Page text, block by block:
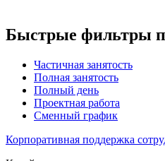
Быстрые фильтры
Частичная занятость
Полная занятость
Полный день
Проектная работа
Сменный график
Корпоративная поддержка